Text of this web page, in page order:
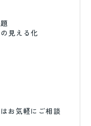
見える化
お気軽にご相談